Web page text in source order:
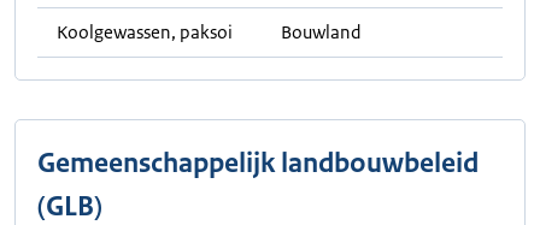
Koolgewassen, paksoi Bouwland
Gemeenschappelijk landbouwbeleid
(GLB)